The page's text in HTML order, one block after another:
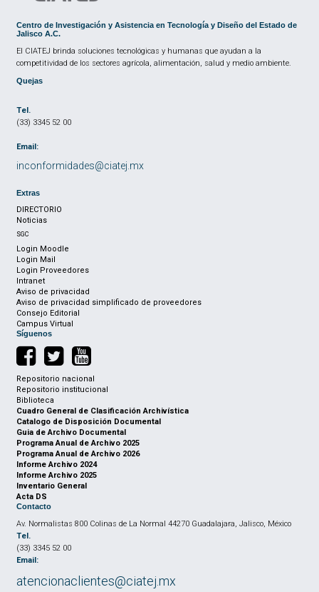
Centro de Investigación y Asistencia en Tecnología y Diseño del Estado de
Jalisco A.C.
El CIATEJ brinda soluciones tecnológicas y humanas que ayudan a la
competitividad de los sectores agrícola, alimentación, salud y medio ambiente.
Quejas
Tel.
(33) 3345 52 00
Email:
inconformidades@ciatej.mx
Extras
DIRECTORIO
Noticias
SGC
Login Moodle
Login Mail
Login Proveedores
Intranet
Aviso de privacidad
Aviso de privacidad simplificado de proveedores
Consejo Editorial
Campus Virtual
Síguenos
Repositorio nacional
Repositorio institucional
Biblioteca
Cuadro General de Clasificación Archivística
Catalogo de Disposición Documental
Guia de Archivo Documental
Programa Anual de Archivo 2025
Programa Anual de Archivo 2026
Informe Archivo 2024
Informe Archivo 2025
Inventario General
Acta DS
Contacto
Av. Normalistas 800 Colinas de La Normal 44270 Guadalajara, Jalisco, México
Tel.
(33) 3345 52 00
Email:
atencionaclientes@ciatej.mx